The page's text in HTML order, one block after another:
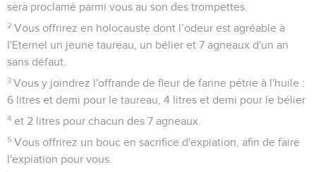
sera proclamé parmi vous au son des trompettes.
2 Vous offrirez en holocauste dont l’odeur est agréable à
l'Eternel un jeune taureau, un bélier et 7 agneaux d'un an
sans défaut.
3 Vous y joindrez l'offrande de fleur de farine pétrie à l'huile :
6 litres et demi pour le taureau, 4 litres et demi pour le bélier
4 et 2 litres pour chacun des 7 agneaux.
5 Vous offrirez un bouc en sacrifice d'expiation, afin de faire
l'expiation pour vous.